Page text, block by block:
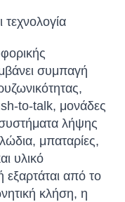
τεχνολογία
συμπαγή
to-talk, μονάδες
λήψης
μπαταρίες,
υλικό
από το
κλήση, η